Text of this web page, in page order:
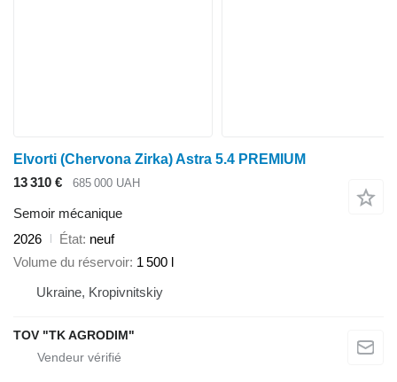
Elvorti (Chervona Zirka) Astra 5.4 PREMIUM
13 310 €
685 000 UAH
Semoir mécanique
2026
État neuf
Volume du réservoir 1 500 l
Ukraine, Kropivnitskiy
TOV "TK AGRODIM"